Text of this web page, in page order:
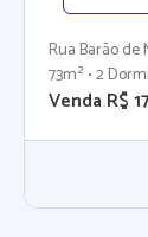
Rua Barão de
73m² • 2
Venda R$